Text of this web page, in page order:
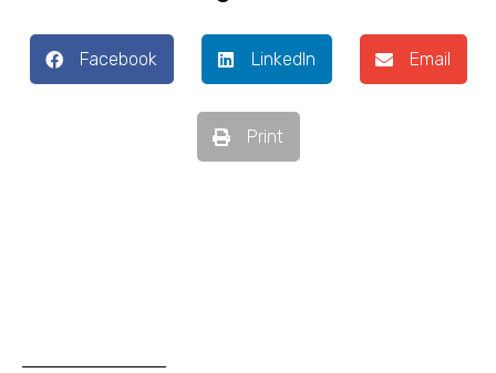
Facebook LinkedIn Email
Print